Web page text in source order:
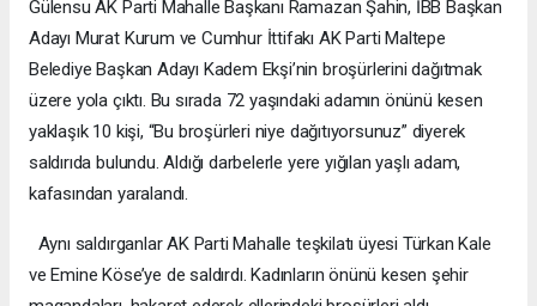
Gülensu AK Parti Mahalle Başkanı Ramazan Şahin, İBB Başkan
Adayı Murat Kurum ve Cumhur İttifakı AK Parti Maltepe
Belediye Başkan Adayı Kadem Ekşi’nin broşürlerini dağıtmak
üzere yola çıktı. Bu sırada 72 yaşındaki adamın önünü kesen
yaklaşık 10 kişi, “Bu broşürleri niye dağıtıyorsunuz” diyerek
saldırıda bulundu. Aldığı darbelerle yere yığılan yaşlı adam,
kafasından yaralandı.
Aynı saldırganlar AK Parti Mahalle teşkilatı üyesi Türkan Kale
ve Emine Köse’ye de saldırdı. Kadınların önünü kesen şehir